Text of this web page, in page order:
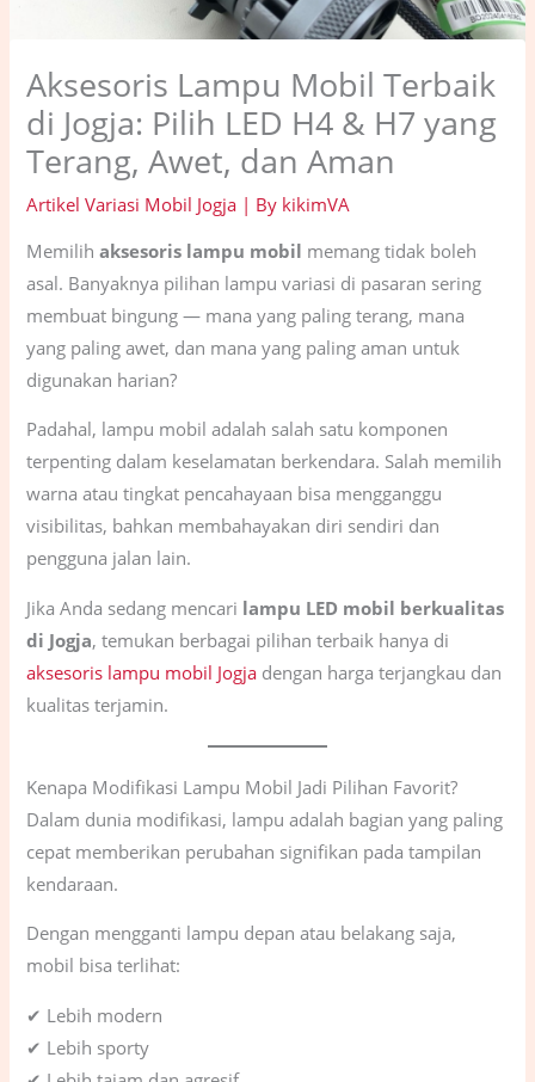
Aksesoris Lampu Mobil Terbaik
di Jogja: Pilih LED H4 & H7 yang
Terang, Awet, dan Aman
Artikel Variasi Mobil Jogja | By kikimVA
Memilihaksesoris lampu mobil memang tidak boleh
asal. Banyaknya pilihan lampu variasi di pasaran sering
membuat bingung — mana yang paling terang, mana
yang paling awet, dan mana yang paling aman untuk
digunakan harian?
Padahal, lampu mobil adalah salah satu komponen
terpenting dalam keselamatan berkendara. Salah memilih
warna atau tingkat pencahayaan bisa mengganggu
visibilitas, bahkan membahayakan diri sendiri dan
pengguna jalan lain.
Jika Anda sedang mencari lampu LED mobil berkualitas
di Jogja, temukan berbagai pilihan terbaik hanya di
aksesoris lampu mobil Jogja dengan harga terjangkau dan
kualitas terjamin.
Kenapa Modifikasi Lampu Mobil Jadi Pilihan Favorit?
Dalam dunia modifikasi, lampu adalah bagian yang paling
cepat memberikan perubahan signifikan pada tampilan
kendaraan.
Dengan mengganti lampu depan atau belakang saja,
mobil bisa terlihat:
✔ Lebih modern
✔ Lebih sporty